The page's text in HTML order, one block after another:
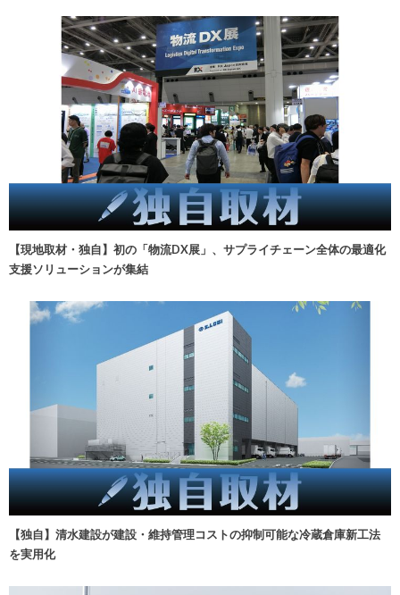
【現地取材・独自】初の「物流DX展」、サプライチェーン全体の最適化
支援ソリューションが集結
【独自】清水建設が建設・維持管理コストの抑制可能な冷蔵倉庫新工法
を実用化